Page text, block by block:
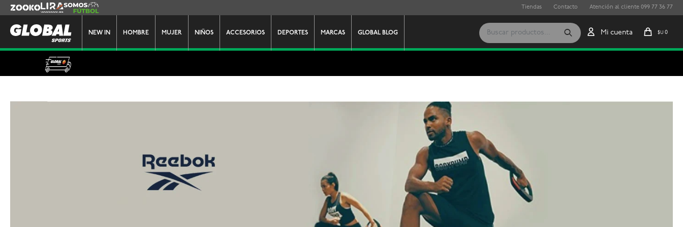
NEW IN HOMBRE MUJER NIÑOS ACCESORIOS DEPORTES MARCAS GLOBAL BLOG $U 0
Zooko Lira Somos Futbol Tiendas Contacto Atención al cliente 099 77 36 77